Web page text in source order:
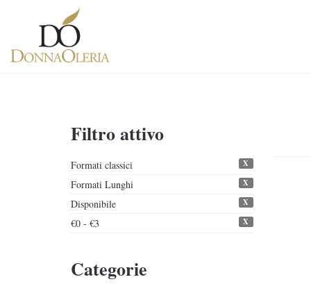
Filtro attivo
Formati classici X
Formati Lunghi X
Disponibile X
€0 - €3 X
Categorie